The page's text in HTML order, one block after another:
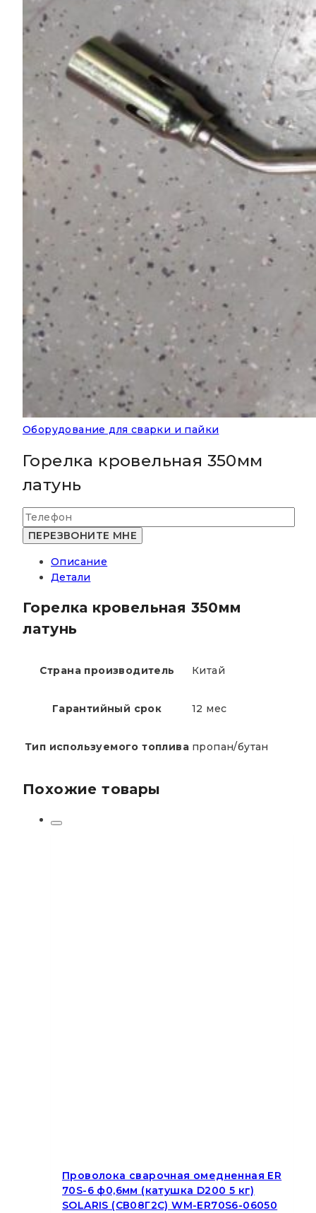
Оборудование для сварки и пайки
Горелка кровельная 350мм
латунь
Описание
Детали
Горелка кровельная 350мм
латунь
Страна производитель Китай
Гарантийный срок 12 мес
Тип используемого топлива пропан/бутан
Похожие товары
Проволока сварочная омедненная ER
70S-6 ф0,6мм (катушка D200 5 кг)
SOLARIS (СВ08Г2С) WM-ER70S6-06050